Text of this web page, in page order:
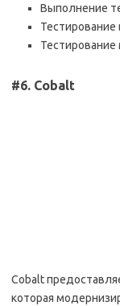
Выполнение
#6. Cobalt
Cobalt
которая